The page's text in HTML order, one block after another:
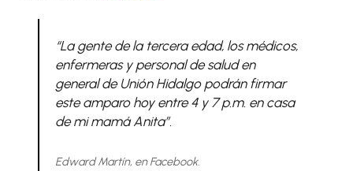
“La gente de la tercera edad, los médicos,
enfermeras y personal de salud en
general de Unión Hidalgo podrán firmar
este amparo hoy entre 4 y 7 p.m. en casa
de mi mamá Anita”.
Edward Martín, en Facebook.